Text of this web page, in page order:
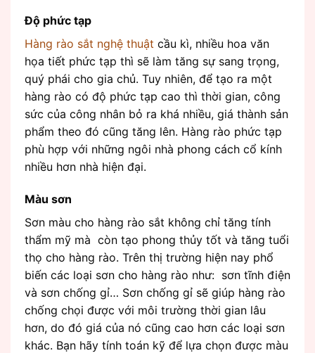
Độ phức tạp
Hàng rào sắt nghệ thuật cầu kì, nhiều hoa văn
họa tiết phức tạp thì sẽ làm tăng sự sang trọng,
quý phái cho gia chủ. Tuy nhiên, để tạo ra một
hàng rào có độ phức tạp cao thì thời gian, công
sức của công nhân bỏ ra khá nhiều, giá thành sản
phẩm theo đó cũng tăng lên. Hàng rào phức tạp
phù hợp với những ngôi nhà phong cách cổ kính
nhiều hơn nhà hiện đại.
Màu sơn
Sơn màu cho hàng rào sắt không chỉ tăng tính
thẩm mỹ mà còn tạo phong thủy tốt và tăng tuổi
thọ cho hàng rào. Trên thị trường hiện nay phổ
biến các loại sơn cho hàng rào như: sơn tĩnh điện
và sơn chống gỉ… Sơn chống gỉ sẽ giúp hàng rào
chống chọi được với môi trường thời gian lâu
hơn, do đó giá của nó cũng cao hơn các loại sơn
khác. Bạn hãy tính toán kỹ để lựa chọn được màu